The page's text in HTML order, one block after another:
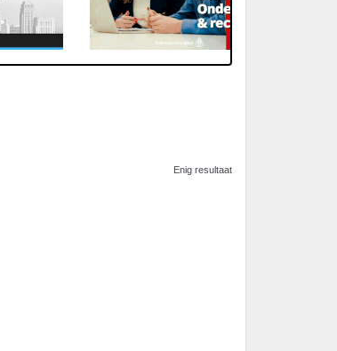
Enig resultaat